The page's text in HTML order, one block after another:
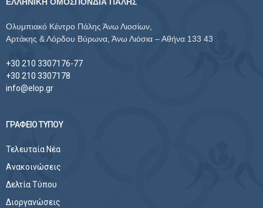
ΕΛΛΗΝΙΚΗ ΟΜΟΣΠΟΝΔΙΑ ΠΑΛΗΣ
Ολυμπιακό Κέντρο Πάλης Άνω Λιοσίων,
Αρτάκης & Λόρδου Βύρωνα, Άνω Λιόσια – Αθήνα 133 43
+30 210 3307176-77
+30 210 3307178
info@elop.gr
ΓΡΑΦΕΙΟ ΤΥΠΟΥ
Τελευταία Νέα
Ανακοινώσεις
Δελτία Τύπου
Διοργανώσεις